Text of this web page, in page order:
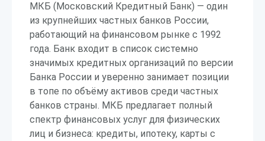
МКБ (Московский Кредитный Банк) — один
из крупнейших частных банков России,
работающий на финансовом рынке с 1992
года. Банк входит в список системно
значимых кредитных организаций по версии
Банка России и уверенно занимает позиции
в топе по объёму активов среди частных
банков страны. МКБ предлагает полный
спектр финансовых услуг для физических
лиц и бизнеса: кредиты, ипотеку, карты с